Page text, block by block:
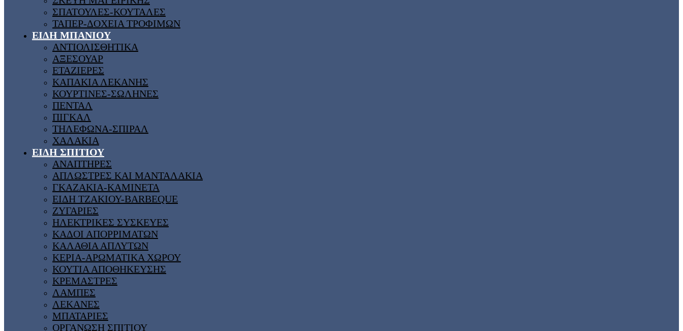
ΣΠΑΤΟΥΛΕΣ-ΚΟΥΤΑΛΕΣ
ΤΑΠΕΡ-ΔΟΧΕΙΑ ΤΡΟΦΙΜΩΝ
ΕΙΔΗ ΜΠΑΝΙΟΥ
ΑΝΤΙΟΛΙΣΘΗΤΙΚΑ
ΑΞΕΣΟΥΑΡ
ΕΤΑΖΙΕΡΕΣ
ΚΑΠΑΚΙΑ ΛΕΚΑΝΗΣ
ΚΟΥΡΤΙΝΕΣ-ΣΩΛΗΝΕΣ
ΠΕΝΤΑΛ
ΠΙΓΚΑΛ
ΤΗΛΕΦΩΝΑ-ΣΠΙΡΑΛ
ΧΑΛΑΚΙΑ
ΕΙΔΗ ΣΠΙΤΙΟΥ
ΑΝΑΠΤΗΡΕΣ
ΑΠΛΩΣΤΡΕΣ ΚΑΙ ΜΑΝΤΑΛΑΚΙΑ
ΓΚΑΖΑΚΙΑ-ΚΑΜΙΝΕΤΑ
ΕΙΔΗ ΤΖΑΚΙΟΥ-BARBEQUE
ΖΥΓΑΡΙΕΣ
ΗΛΕΚΤΡΙΚΕΣ ΣΥΣΚΕΥΕΣ
ΚΑΔΟΙ ΑΠΟΡΡΙΜΑΤΩΝ
ΚΑΛΑΘΙΑ ΑΠΛΥΤΩΝ
ΚΕΡΙΑ-ΑΡΩΜΑΤΙΚΑ ΧΩΡΟΥ
ΚΟΥΤΙΑ ΑΠΟΘΗΚΕΥΣΗΣ
ΚΡΕΜΑΣΤΡΕΣ
ΛΑΜΠΕΣ
ΛΕΚΑΝΕΣ
ΜΠΑΤΑΡΙΕΣ
ΟΡΓΑΝΩΣΗ ΣΠΙΤΙΟΥ